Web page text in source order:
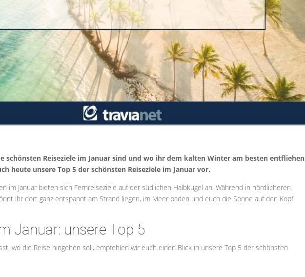
schönsten Reiseziele im Januar sind und wo ihr dem kalten Winter am besten entfliehen
heute unsere Top 5 der schönsten Reiseziele im Januar vor.
im Januar bieten sich Fernreiseziele auf der südlichen Halbkugel an. Während in nördlicheren
ihr dort ganz entspannt am Strand liegen, im Meer baden und euch die Sonne auf den Kopf
Januar: unsere Top 5
wo die Reise hingehen soll, empfehlen wir euch einen Blick in unsere Top 5 der schönsten